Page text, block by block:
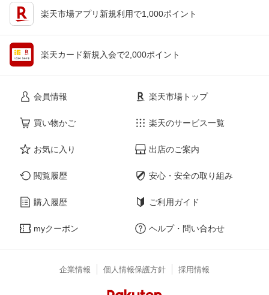
楽天市場アプリ新規利用で1,000ポイント
楽天カード新規入会で2,000ポイント
会員情報
買い物かご
お気に入り
閲覧履歴
購入履歴
myクーポン
楽天市場トップ
楽天のサービス一覧
出店のご案内
安心・安全の取り組み
ご利用ガイド
ヘルプ・問い合わせ
企業情報 個人情報保護方針 採用情報